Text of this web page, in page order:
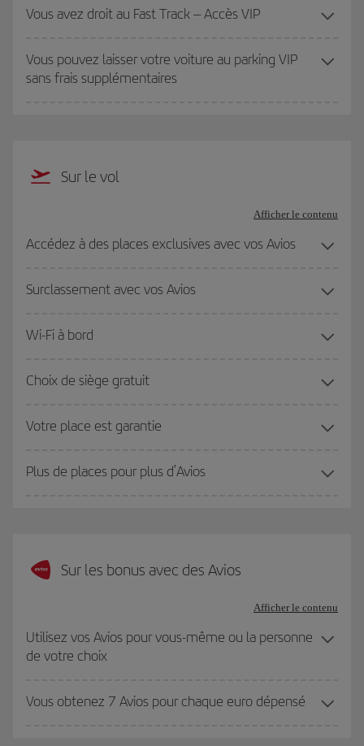
Vous avez droit au Fast Track – Accès VIP
Vous pouvez laisser votre voiture au parking VIP
sans frais supplémentaires
Sur le vol
Afficher le contenu
Accédez à des places exclusives avec vos Avios
Surclassement avec vos Avios
Wi-Fi à bord
Choix de siège gratuit
Votre place est garantie
Plus de places pour plus d’Avios
Sur les bonus avec des Avios
Afficher le contenu
Utilisez vos Avios pour vous-même ou la personne
de votre choix
Vous obtenez 7 Avios pour chaque euro dépensé